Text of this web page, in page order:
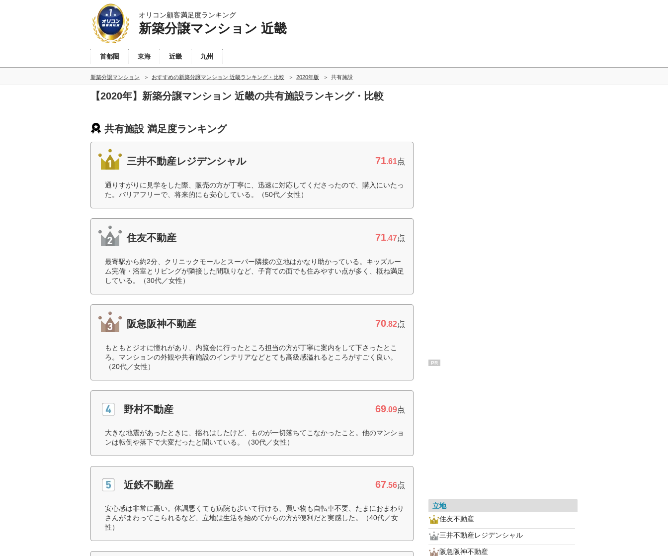
オリコン顧客満足度ランキング
新築分譲マンション 近畿
首都圏 東海 近畿 九州
新築分譲マンション おすすめの新築分譲マンション 近畿ランキング・比較 2020年版 共有施設
【2020年】新築分譲マンション 近畿の共有施設ランキング・比較
共有施設 満足度ランキング
三井不動産レジデンシャル 71.61点
通りすがりに見学をした際、販売の方が丁寧に、迅速に対応してくださったので、購入にいたっ
た。バリアフリーで、将来的にも安心している。（50代／女性）
住友不動産 71.47点
最寄駅から約2分、クリニックモールとスーパー隣接の立地はかなり助かっている。キッズルー
ム完備・浴室とリビングが隣接した間取りなど、子育ての面でも住みやすい点が多く、概ね満足
している。（30代／女性）
阪急阪神不動産 70.82点
もともとジオに憧れがあり、内覧会に行ったところ担当の方が丁寧に案内をして下さったとこ
ろ。マンションの外観や共有施設のインテリアなどとても高級感溢れるところがすごく良い。
（20代／女性）
野村不動産 69.09点
大きな地震があったときに、揺れはしたけど、ものが一切落ちてこなかったこと。他のマンショ
ンは転倒や落下で大変だったと聞いている。（30代／女性）
近鉄不動産 67.56点
安心感は非常に高い。体調悪くても病院も歩いて行ける、買い物も自転車不要、たまにおまわり
さんがまわってこられるなど、立地は生活を始めてからの方が便利だと実感した。（40代／女
性）
PR
立地
住友不動産
三井不動産レジデンシャル
阪急阪神不動産